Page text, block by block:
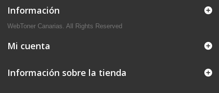
Información
WebToner Canarias. All Rights Reserved
Mi cuenta
Información sobre la tienda